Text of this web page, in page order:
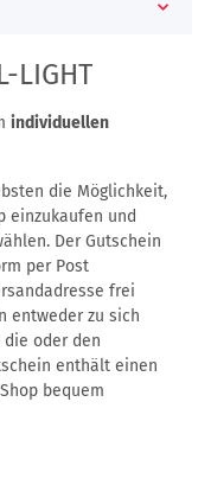
LIGHT
individuellen
die Möglichkeit,
einzukaufen und
Der Gutschein
per Post
frei
entweder zu sich
oder den
enthält einen
bequem